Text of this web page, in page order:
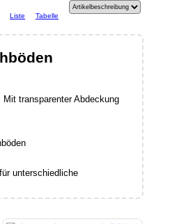
Liste Tabelle
transparenter Abdeckung
unterschiedliche